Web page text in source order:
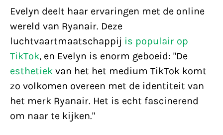
Evelyn deelt haar ervaringen met de online
wereld van Ryanair. Deze
luchtvaartmaatschappij is populair op
TikTok, en Evelyn is enorm geboeid: "De
esthetiek van het het medium TikTok komt
zo volkomen overeen met de identiteit van
het merk Ryanair. Het is echt fascinerend
om naar te kijken."